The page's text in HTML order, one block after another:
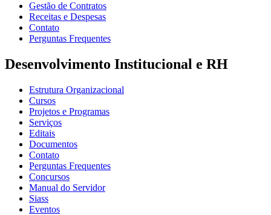
Gestão de Contratos
Receitas e Despesas
Contato
Perguntas Frequentes
Desenvolvimento Institucional e RH
Estrutura Organizacional
Cursos
Projetos e Programas
Serviços
Editais
Documentos
Contato
Perguntas Frequentes
Concursos
Manual do Servidor
Siass
Eventos